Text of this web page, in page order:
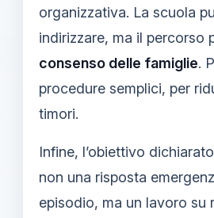
organizzativa. La scuola
indirizzare, ma il percorso
consenso delle famiglie.
procedure semplici, per
timori.
Infine, l’obiettivo
non una risposta
episodio, ma un lavoro su